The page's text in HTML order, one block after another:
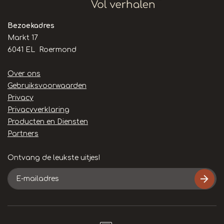
Bezoekadres
Markt 17
6041 EL Roermond
Handige
links
Over ons
Gebruiksvoorwaarden
Privacy
Privacyverklaring
Producten en Diensten
Partners
Ontvang de leukste uitjes!
E-
mailadres